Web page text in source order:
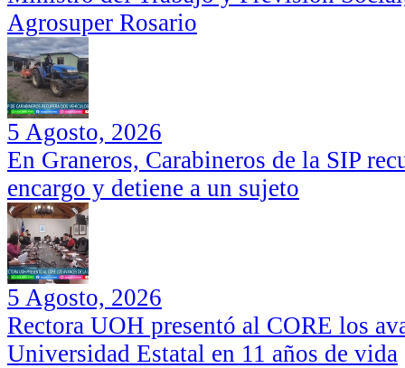
Agrosuper Rosario
5 Agosto, 2026
En Graneros, Carabineros de la SIP
encargo y detiene a un sujeto
5 Agosto, 2026
Rectora UOH presentó al CORE los
Universidad Estatal en 11 años de vida